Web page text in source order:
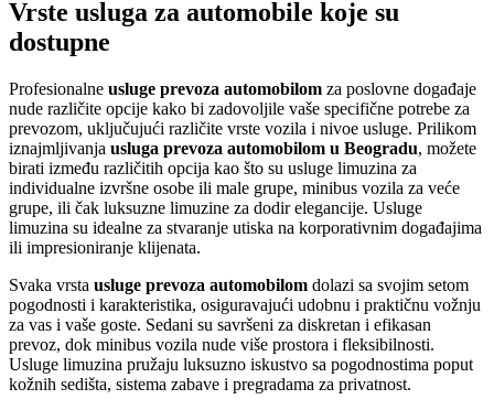
Vrste usluga za automobile koje su
dostupne
Profesionalne usluge prevoza automobilom za poslovne događaje
nude različite opcije kako bi zadovoljile vaše specifične potrebe za
prevozom, uključujući različite vrste vozila i nivoe usluge. Prilikom
iznajmljivanja usluga prevoza automobilom u Beogradu, možete
birati između različitih opcija kao što su usluge limuzina za
individualne izvršne osobe ili male grupe, minibus vozila za veće
grupe, ili čak luksuzne limuzine za dodir elegancije. Usluge
limuzina su idealne za stvaranje utiska na korporativnim događajima
ili impresioniranje klijenata.
Svaka vrsta usluge prevoza automobilom dolazi sa svojim setom
pogodnosti i karakteristika, osiguravajući udobnu i praktičnu vožnju
za vas i vaše goste. Sedani su savršeni za diskretan i efikasan
prevoz, dok minibus vozila nude više prostora i fleksibilnosti.
Usluge limuzina pružaju luksuzno iskustvo sa pogodnostima poput
kožnih sedišta, sistema zabave i pregradama za privatnost.